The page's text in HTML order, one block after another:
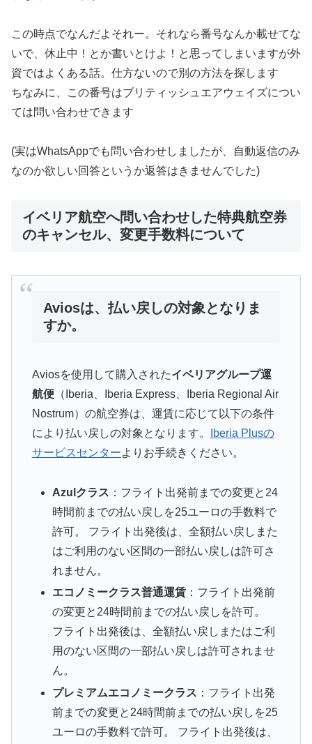
この時点でなんだよそれー。それなら番号なんか載せてな
いで、休止中！とか書いとけよ！と思ってしまいますが外
資ではよくある話。仕方ないので別の方法を探します
ちなみに、この番号はブリティッシュエアウェイズについ
ては問い合わせできます
(実はWhatsAppでも問い合わせしましたが、自動返信のみ
なのか欲しい回答というか返答はきませんでした)
イベリア航空へ問い合わせした特典航空券
のキャンセル、変更手数料について
Aviosは、払い戻しの対象となりま
すか。
Aviosを使用して購入されたイベリアグループ運
航便 （Iberia、Iberia Express、Iberia Regional Air
Nostrum）の航空券は、運賃に応じて以下の条件
により払い戻しの対象となります。
Iberia Plusの
サービスセンターよりお手続きください。
Azulクラス ：フライト出発前までの変更と24
時間前までの払い戻しを25ユーロの手数料で
許可。 フライト出発後は、全額払い戻しまた
はご利用のない区間の一部払い戻しは許可さ
れません。
エコノミークラス普通運賃：フライト出発前
の変更と24時間前までの払い戻しを許可。
フライト出発後は、全額払い戻しまたはご利
用のない区間の一部払い戻しは許可されませ
ん。
プレミアムエコノミークラス ：フライト出発
前までの変更と24時間前までの払い戻しを25
ユーロの手数料で許可。 フライト出発後は、